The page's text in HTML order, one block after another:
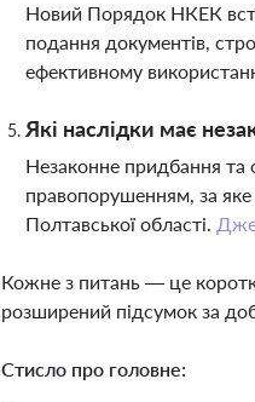
Новий Порядок НКЕК
подання документів,
ефективному
Які наслідки має
Незаконне придбання та
правопорушенням, за
Полтавської області.
Кожне з питань — це
розширений підсумок за
Стисло про головне: